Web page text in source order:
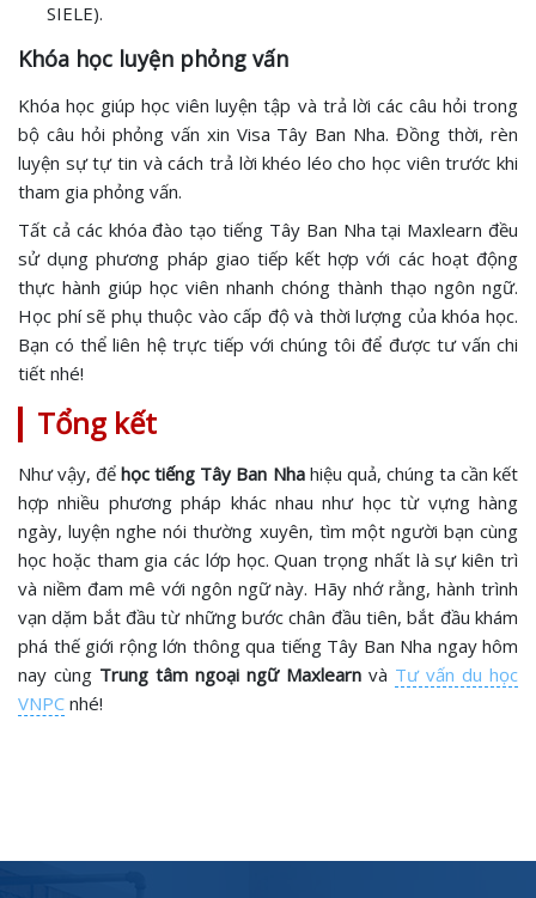
SIELE).
Khóa học luyện phỏng vấn
Khóa học giúp học viên luyện tập và trả lời các câu hỏi trong
bộ câu hỏi phỏng vấn xin Visa Tây Ban Nha. Đồng thời, rèn
luyện sự tự tin và cách trả lời khéo léo cho học viên trước khi
tham gia phỏng vấn.
Tất cả các khóa đào tạo tiếng Tây Ban Nha tại Maxlearn đều
sử dụng phương pháp giao tiếp kết hợp với các hoạt động
thực hành giúp học viên nhanh chóng thành thạo ngôn ngữ.
Học phí sẽ phụ thuộc vào cấp độ và thời lượng của khóa học.
Bạn có thể liên hệ trực tiếp với chúng tôi để được tư vấn chi
tiết nhé!
Tổng kết
Như vậy, để học tiếng Tây Ban Nhahiệu quả, chúng ta cần kết
hợp nhiều phương pháp khác nhau như học từ vựng hàng
ngày, luyện nghe nói thường xuyên, tìm một người bạn cùng
học hoặc tham gia các lớp học. Quan trọng nhất là sự kiên trì
và niềm đam mê với ngôn ngữ này. Hãy nhớ rằng, hành trình
vạn dặm bắt đầu từ những bước chân đầu tiên, bắt đầu khám
phá thế giới rộng lớn thông qua tiếng Tây Ban Nha ngay hôm
nay cùng Trung tâm ngoại ngữ Maxlearn và Tư vấn du học
VNPC nhé!